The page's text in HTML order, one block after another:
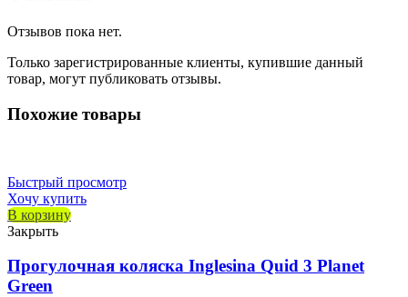
Отзывов пока нет.
Только зарегистрированные клиенты, купившие данный
товар, могут публиковать отзывы.
Похожие товары
Быстрый просмотр
Хочу купить
В корзину
Закрыть
Прогулочная коляска Inglesina Quid 3 Planet
Green